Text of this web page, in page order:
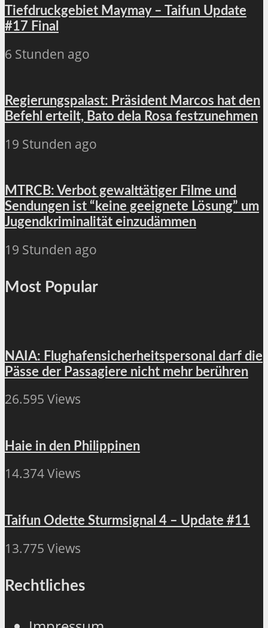
Tiefdruckgebiet Maymay – Taifun Update
#17 Final
6 Stunden ago
Regierungspalast: Präsident Marcos hat den
Befehl erteilt, Bato dela Rosa festzunehmen
19 Stunden ago
MTRCB: Verbot gewalttätiger Filme und
Sendungen ist “keine geeignete Lösung” um
Jugendkriminalität einzudämmen
19 Stunden ago
Most Popular
NAIA: Flughafensicherheitspersonal darf die
Pässe der Passagiere nicht mehr berühren
26.595 Views
Haie in den Philippinen
14.374 Views
Taifun Odette Sturmsignal 4 – Update #11
13.775 Views
Rechtliches